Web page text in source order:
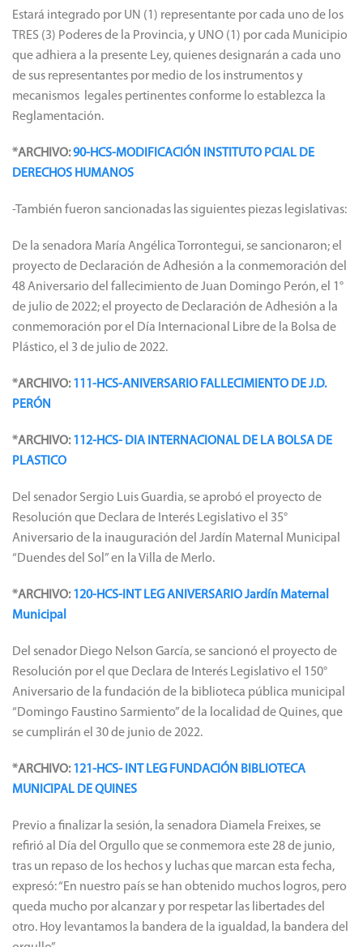
Estará integrado por UN (1) representante por cada uno de los
TRES (3) Poderes de la Provincia, y UNO (1) por cada Municipio
que adhiera a la presente Ley, quienes designarán a cada uno
de sus representantes por medio de los instrumentos y
mecanismos legales pertinentes conforme lo establezca la
Reglamentación.
*ARCHIVO:90-HCS-MODIFICACIÓN INSTITUTO PCIAL DE
DERECHOS HUMANOS
-También fueron sancionadas las siguientes piezas legislativas:
De la senadora María Angélica Torrontegui, se sancionaron; el
proyecto de Declaración de Adhesión a la conmemoración del
48 Aniversario del fallecimiento de Juan Domingo Perón, el 1°
de julio de 2022; el proyecto de Declaración de Adhesión a la
conmemoración por el Día Internacional Libre de la Bolsa de
Plástico, el 3 de julio de 2022.
*ARCHIVO:111-HCS-ANIVERSARIO FALLECIMIENTO DE J.D.
PERÓN
*ARCHIVO:112-HCS- DIA INTERNACIONAL DE LA BOLSA DE
PLASTICO
Del senador Sergio Luis Guardia, se aprobó el proyecto de
Resolución que Declara de Interés Legislativo el 35°
Aniversario de la inauguración del Jardín Maternal Municipal
“Duendes del Sol” en la Villa de Merlo.
*ARCHIVO:120-HCS-INT LEG ANIVERSARIO Jardín Maternal
Municipal
Del senador Diego Nelson García, se sancionó el proyecto de
Resolución por el que Declara de Interés Legislativo el 150°
Aniversario de la fundación de la biblioteca pública municipal
“Domingo Faustino Sarmiento” de la localidad de Quines, que
se cumplirán el 30 de junio de 2022.
*ARCHIVO:121-HCS- INT LEG FUNDACIÓN BIBLIOTECA
MUNICIPAL DE QUINES
Previo a finalizar la sesión, la senadora Diamela Freixes, se
refirió al Día del Orgullo que se conmemora este 28 de junio,
tras un repaso de los hechos y luchas que marcan esta fecha,
expresó: “En nuestro país se han obtenido muchos logros, pero
queda mucho por alcanzar y por respetar las libertades del
otro. Hoy levantamos la bandera de la igualdad, la bandera del